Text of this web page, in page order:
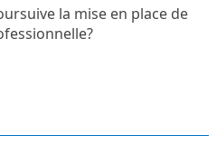
la mise en place de